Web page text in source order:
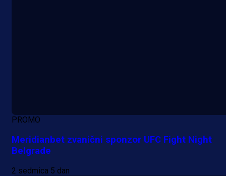
PROMO
Meridianbet zvanični sponzor UFC Fight Night
Belgrade
2 sedmica 5 dan